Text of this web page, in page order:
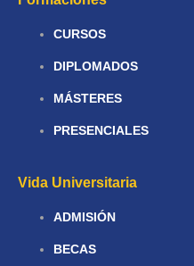
CURSOS
DIPLOMADOS
MÁSTERES
PRESENCIALES
Vida Universitaria
ADMISIÓN
BECAS